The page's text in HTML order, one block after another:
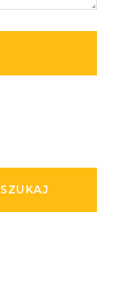
SZUKAJ